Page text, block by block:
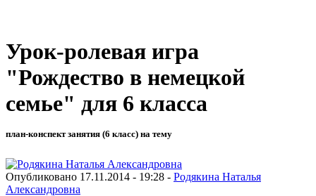
Урок-ролевая игра
"Рождество в немецкой
семье" для 6 класса
план-конспект занятия (6 класс) на тему
Опубликовано 17.11.2014 - 19:28 - Родякина Наталья
Александровна